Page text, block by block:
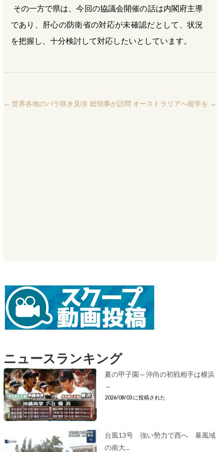
その一方で県は、今回の協議会開催の話は内閣府主導
であり、肝心の防衛省の対応が未確認だとして、状況
を把握し、十分検討して対応したいとしています。
← 世界各地のバラ咲き見頃 総領事が訪問 オーストラリアへ留学を →
ニュースランキング
夏の甲子園～沖尚の初戦相手は横浜
～
2026/08/03 に投稿された
台風13号 強い勢力で西へ 暴風域
の南大...